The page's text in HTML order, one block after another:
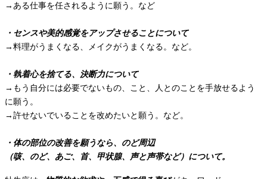
→ある仕事を任されるように願う。など
・センスや美的感覚をアップさせることについて
→料理がうまくなる、メイクがうまくなる。など。
・執着心を捨てる、決断力について
→もう自分には必要でないもの、こと、人とのことを手放せるよう
に願う。
→許せないでいることを改めたいと願う。など。
・体の部位の改善を願うなら、のど周辺
（咳、のど、あご、首、甲状腺、声と声帯など）について。